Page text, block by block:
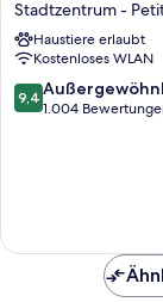
Stadtzentrum
-
Petite
France
Stadtzentrum -
Haustiere erlaubt
Kostenloses WLAN
9.4
von
9,4
1.004